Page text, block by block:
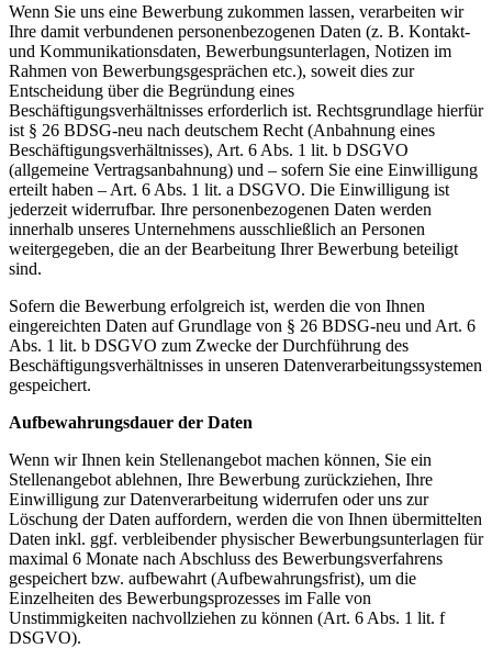
Wenn Sie uns eine Bewerbung zukommen lassen, verarbeiten wir
Ihre damit verbundenen personenbezogenen Daten (z. B. Kontakt-
und Kommunikationsdaten, Bewerbungsunterlagen, Notizen im
Rahmen von Bewerbungsgesprächen etc.), soweit dies zur
Entscheidung über die Begründung eines
Beschäftigungsverhältnisses erforderlich ist. Rechtsgrundlage hierfür
ist § 26 BDSG-neu nach deutschem Recht (Anbahnung eines
Beschäftigungsverhältnisses), Art. 6 Abs. 1 lit. b DSGVO
(allgemeine Vertragsanbahnung) und – sofern Sie eine Einwilligung
erteilt haben – Art. 6 Abs. 1 lit. a DSGVO. Die Einwilligung ist
jederzeit widerrufbar. Ihre personenbezogenen Daten werden
innerhalb unseres Unternehmens ausschließlich an Personen
weitergegeben, die an der Bearbeitung Ihrer Bewerbung beteiligt
sind.
Sofern die Bewerbung erfolgreich ist, werden die von Ihnen
eingereichten Daten auf Grundlage von § 26 BDSG-neu und Art. 6
Abs. 1 lit. b DSGVO zum Zwecke der Durchführung des
Beschäftigungsverhältnisses in unseren Datenverarbeitungssystemen
gespeichert.
Aufbewahrungsdauer der Daten
Wenn wir Ihnen kein Stellenangebot machen können, Sie ein
Stellenangebot ablehnen, Ihre Bewerbung zurückziehen, Ihre
Einwilligung zur Datenverarbeitung widerrufen oder uns zur
Löschung der Daten auffordern, werden die von Ihnen übermittelten
Daten inkl. ggf. verbleibender physischer Bewerbungsunterlagen für
maximal 6 Monate nach Abschluss des Bewerbungsverfahrens
gespeichert bzw. aufbewahrt (Aufbewahrungsfrist), um die
Einzelheiten des Bewerbungsprozesses im Falle von
Unstimmigkeiten nachvollziehen zu können (Art. 6 Abs. 1 lit. f
DSGVO).